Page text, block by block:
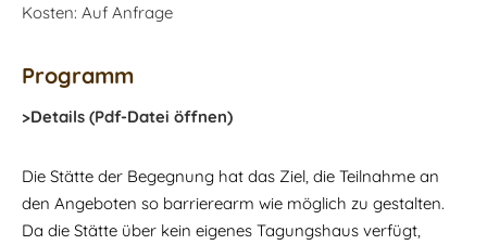
Kosten: Auf Anfrage
Programm
>Details (Pdf-Datei öffnen)
Die Stätte der Begegnung hat das Ziel, die Teilnahme an
den Angeboten so barrierearm wie möglich zu gestalten.
Da die Stätte über kein eigenes Tagungshaus verfügt,